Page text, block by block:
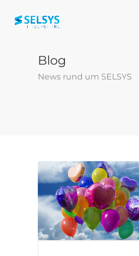
Blog
News rund um SELSYS